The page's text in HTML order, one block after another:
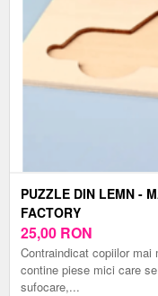
PUZZLE DIN LEMN -
FACTORY
25,00 RON
Contraindicat copiilor
contine piese mici care
sufocare,...